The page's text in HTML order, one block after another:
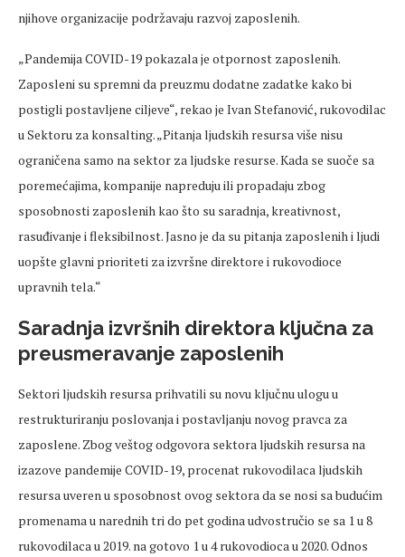
njihove organizacije podržavaju razvoj zaposlenih.
„Pandemija COVID-19 pokazala je otpornost zaposlenih.
Zaposleni su spremni da preuzmu dodatne zadatke kako bi
postigli postavljene ciljeve“, rekao je Ivan Stefanović, rukovodilac
u Sektoru za konsalting. „Pitanja ljudskih resursa više nisu
ograničena samo na sektor za ljudske resurse. Kada se suoče sa
poremećajima, kompanije napreduju ili propadaju zbog
sposobnosti zaposlenih kao što su saradnja, kreativnost,
rasuđivanje i fleksibilnost. Jasno je da su pitanja zaposlenih i ljudi
uopšte glavni prioriteti za izvršne direktore i rukovodioce
upravnih tela.“
Saradnja izvršnih direktora ključna za
preusmeravanje zaposlenih
Sektori ljudskih resursa prihvatili su novu ključnu ulogu u
restrukturiranju poslovanja i postavljanju novog pravca za
zaposlene. Zbog veštog odgovora sektora ljudskih resursa na
izazove pandemije COVID-19, procenat rukovodilaca ljudskih
resursa uveren u sposobnost ovog sektora da se nosi sa budućim
promenama u narednih tri do pet godina udvostručio se sa 1 u 8
rukovodilaca u 2019. na gotovo 1 u 4 rukovodioca u 2020. Odnos